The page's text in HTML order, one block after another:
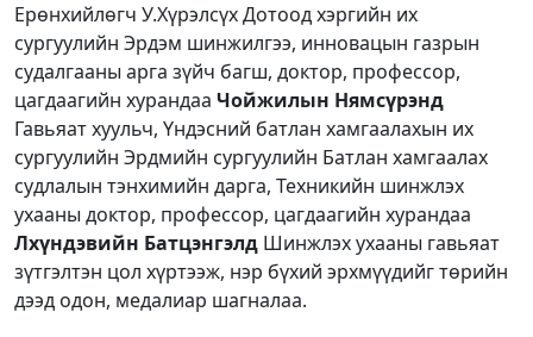
Ерөнхийлөгч У.Хүрэлсүх Дотоод хэргийн их
сургуулийн Эрдэм шинжилгээ, инновацын газрын
судалгааны арга зүйч багш, доктор, профессор,
цагдаагийн хурандаа Чойжилын Нямсүрэнд
Гавьяат хуульч, Үндэсний батлан хамгаалахын их
сургуулийн Эрдмийн сургуулийн Батлан хамгаалах
судлалын тэнхимийн дарга, Техникийн шинжлэх
ухааны доктор, профессор, цагдаагийн хурандаа
Лхүндэвийн Батцэнгэлд Шинжлэх ухааны гавьяат
зүтгэлтэн цол хүртээж, нэр бүхий эрхмүүдийг төрийн
дээд одон, медалиар шагналаа.